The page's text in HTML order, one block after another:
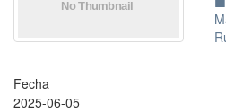
Fecha
2025-06-05